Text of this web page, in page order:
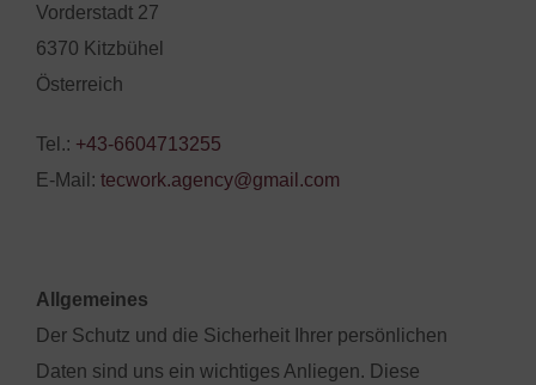
Vorderstadt 27
6370 Kitzbühel
Österreich
Tel.: +43-6604713255
E-Mail: tecwork.agency@gmail.com
Allgemeines
Der Schutz und die Sicherheit Ihrer persönlichen
Daten sind uns ein wichtiges Anliegen. Diese